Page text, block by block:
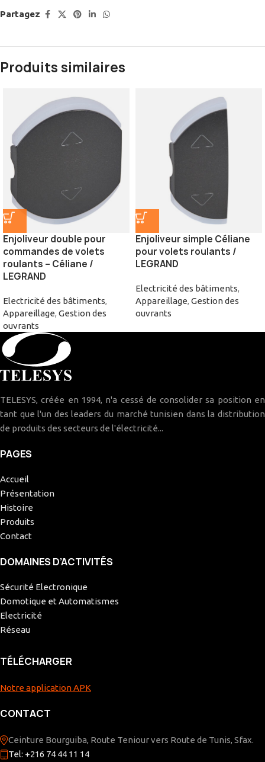
Partagez
Produits similaires
Enjoliveur double pour
commandes de volets
roulants – Céliane /
LEGRAND
Electricité des bâtiments,
Appareillage, Gestion des
ouvrants
Enjoliveur simple Céliane
pour volets roulants /
LEGRAND
Electricité des bâtiments,
Appareillage, Gestion des
ouvrants
TELESYS, créée en 1994, n'a cessé de consolider sa position en
tant que l'un des leaders du marché tunisien dans la distribution
de produits des secteurs de l'électricité...
PAGES
Accueil
Présentation
Histoire
Produits
Contact
DOMAINES D’ACTIVITÉS
Sécurité Electronique
Domotique et Automatismes
Electricité
Réseau
TÉLÉCHARGER
Notre application APK
CONTACT
Ceinture Bourguiba, Route Teniour vers Route de Tunis, Sfax.
Tel: +216 74 44 11 14